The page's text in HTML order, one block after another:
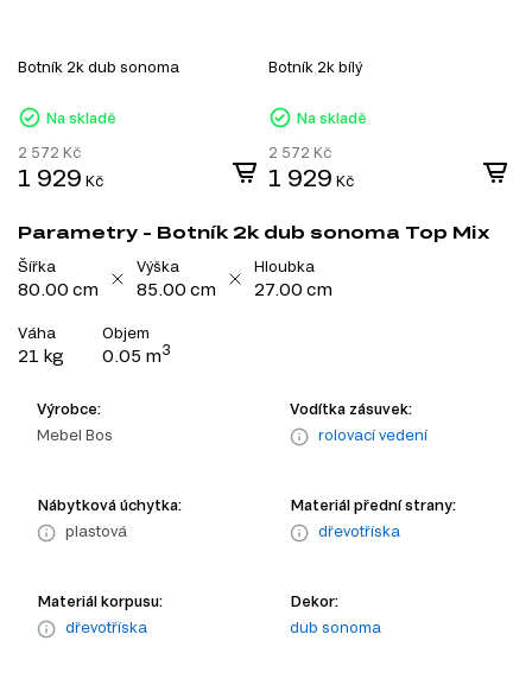
Botník 2k dub sonoma
Na skladě
2 572 Kč
1 929 Kč
Botník 2k bílý
Na skladě
2 572 Kč
1 929 Kč
Parametry - Botník 2k dub sonoma Top Mix
Šířka
80.00 cm
Výška
85.00 cm
Hloubka
27.00 cm
Váha
21 kg
Objem
0.05 m3
Výrobce:
Mebel Bos
Vodítka zásuvek:
rolovací vedení
Nábytková úchytka:
plastová
Materiál přední strany:
dřevotříska
Materiál korpusu:
dřevotříska
Dekor:
dub sonoma